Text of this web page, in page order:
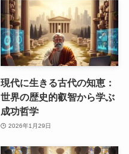
現代に生きる古代の知恵：
世界の歴史的叡智から学ぶ
成功哲学
2026年1月29日